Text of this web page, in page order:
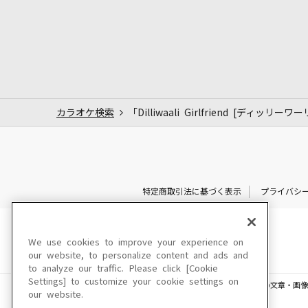
カラオケ検索 「Dilliwaali Girlfriend [ディッリーワー
特定商取引法に基づく表示 プライバシ
このサイトに掲載されている一切の文章・画
We use cookies to improve your experience on
our website, to personalize content and ads and
to analyze our traffic. Please click [Cookie
Settings] to customize your cookie settings on
our website.